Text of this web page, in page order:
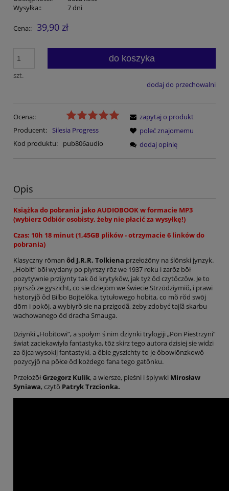
Wysyłka::
7 dni
Cena:: 39,90 zł
szt.
do koszyka
dodaj do przechowalni
Ocena::
Producent: Silesia Progress
Kod produktu:
pub806audio
zapytaj o produkt
poleć znajomemu
dodaj opinię
Opis
Książka do pobrania jako AUDIOBOOK w formacie MP3
(wybierz Odbiór osobisty, żeby nie płacić za wysyłkę!)
Czas: 10h 18 minut (1,45GB plików - otrzymacie 6 linków do
pobrania)
Klasyczny rōman ôd J.R.R. Tolkiena przełożōny na ślōnski jynzyk.
„Hobit” bōł wydany po piyrszy rŏz we 1937 roku i zarŏz bōł
pozytywnie przijynty tak ôd krytykōw, jak tyż ôd czytŏczōw. Je to
piyrszŏ ze gyszicht, co sie dziejōm we świecie Strzōdziymiŏ, i prawi
historyjõ ôd Bilbo Bojtelŏka, tytułowego hobita, co mŏ rŏd swōj
dōm i pokōj, a wybiyrŏ sie na przigodã, żeby zdobyć tajlã skarbu
wachowanego ôd dracha Smauga.
Dziynki „Hobitowi”, a społym ś nim dziynki trylogiji „Pōn Piestrzyni”
świat zaciekawiyła fantastyka, tōż skirz tego autora dzisiej sie widzi
za ôjca wysokij fantastyki, a ôbie gyszichty to je ôbowiōnzkowŏ
pozycyjŏ na pōłce ôd kożdego fana tego gatōnku.
PrzełożōłGrzegorz Kulik, a wiersze, pieśni i śpiywki Mirosław
Syniawa, czytŏ Patryk Trzcionka.